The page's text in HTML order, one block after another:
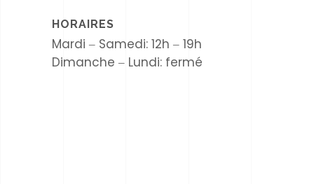
HORAIRES
Mardi ‒ Samedi: 12h ‒ 19h
Dimanche ‒ Lundi: fermé